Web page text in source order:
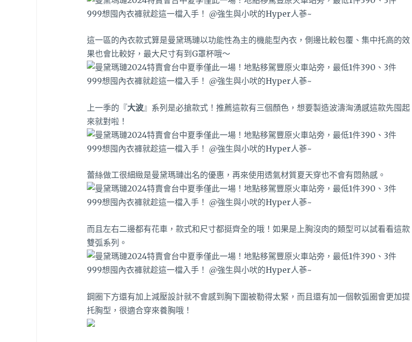
這一區的內衣款式算是曼黛瑪璉以功能性為主的機能型內衣，側邊比較包覆、集中托高的效
果也會比較好，最大尺寸有到G罩杯哦～
上一季的『大波』系列是必搶款式！推薦這款有三個顏色，想要製造波濤洶湧感這款先囤起
來就對啦！
蕾絲做工很細緻是曼黛瑪璉出名的優惠，再來使用透氣材質夏天穿也不會有悶熱感。
而且左右二邊都有花車，款式和尺寸都挺齊全的哦！如果是上胸沒肉的類型可以試看看這款
雙弧系列。
鋼圈下方還有加上減壓設計就不會感到胸下圍被勒得太緊，而且還有加一個軟弧圈會更加提
托胸型，很適合穿來養胸哦！